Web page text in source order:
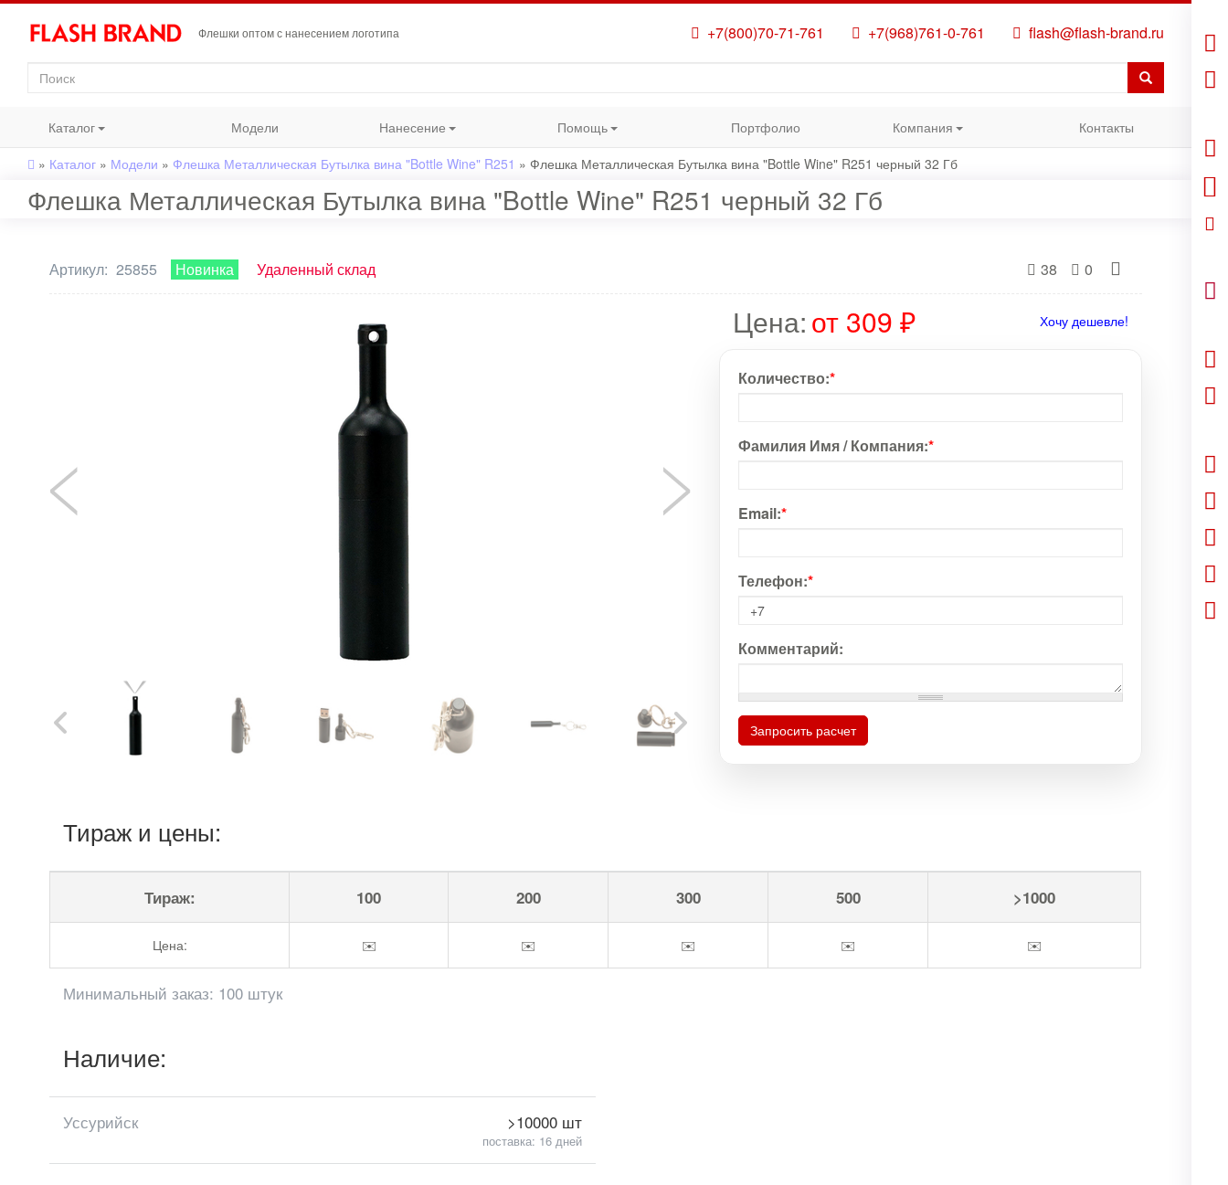
Флешки оптом с нанесением логотипа +7(800)70-71-761 +7(968)761-0-761 flash@flash-brand.ru
Каталог Модели Нанесение Помощь Портфолио Компания
Контакты
» Каталог » Модели » Флешка Металлическая Бутылка вина "Bottle Wine" R251 » Флешка Металлическая Бутылка вина "Bottle Wine" R251 черный 32 Гб
Флешка Металлическая Бутылка вина "Bottle Wine" R251 черный 32 Гб
Артикул: 25855 Новинка Удаленный склад 38 0
Цена:от 309 ₽ Хочу дешевле!
Количество:*
Фамилия Имя / Компания:*
Email:*
Телефон:*
Комментарий:
Запросить расчет
Тираж и цены:
Тираж: 100 200 300 500 >1000
Цена: ✉️ ✉️ ✉️ ✉️ ✉️
Минимальный заказ: 100 штук
Наличие:
Уссурийск >10000 шт
поставка: 16 дней